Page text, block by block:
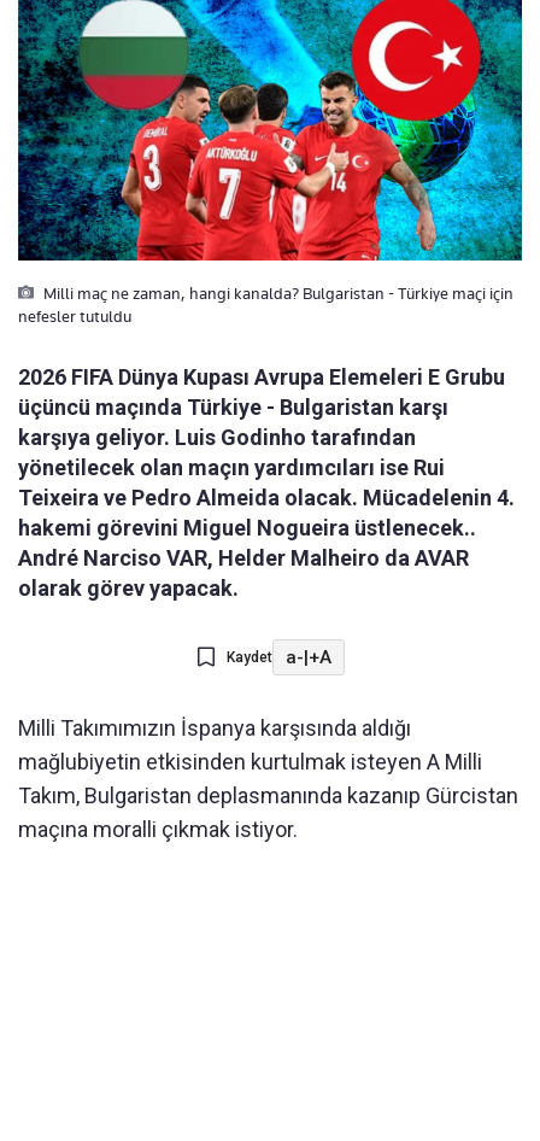
Milli maç ne zaman, hangi kanalda? Bulgaristan - Türkiye maçi için
nefesler tutuldu
2026 FIFA Dünya Kupası Avrupa Elemeleri E Grubu
üçüncü maçında Türkiye - Bulgaristan karşı
karşıya geliyor. Luis Godinho tarafından
yönetilecek olan maçın yardımcıları ise Rui
Teixeira ve Pedro Almeida olacak. Mücadelenin 4.
hakemi görevini Miguel Nogueira üstlenecek..
André Narciso VAR, Helder Malheiro da AVAR
olarak görev yapacak.
Kaydet a-|+A
Milli Takımımızın İspanya karşısında aldığı
mağlubiyetin etkisinden kurtulmak isteyen A Milli
Takım, Bulgaristan deplasmanında kazanıp Gürcistan
maçına moralli çıkmak istiyor.